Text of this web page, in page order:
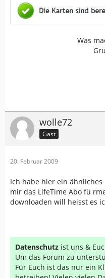
Was
wolle72
Gast
20. Februar 2009
Ich habe hier ein
mir das LifeTime Abo fü
downloaden will heisst es
Datenschutz ist uns &
Um das Forum zu
Für Euch ist das nur ein